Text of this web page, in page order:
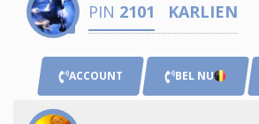
PIN 2101 KARLIEN
ACCOUNT BEL NU